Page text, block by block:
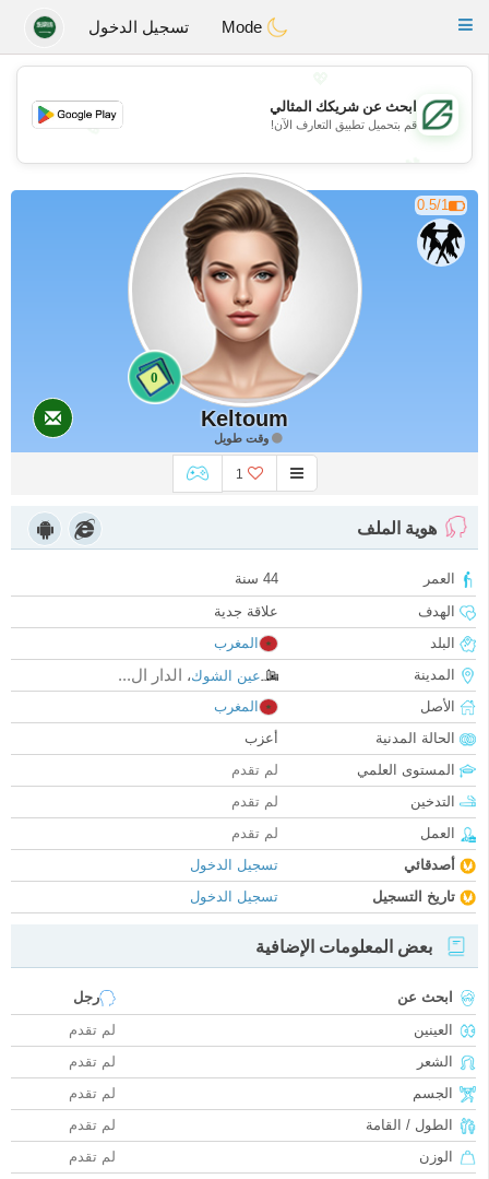
GulfDating
Toggle
تسجيل الدخول
💖
💕
💕
ابحث عن شريكك المثالي
قم بتحميل تطبيق التعارف الآن!
0.5/1
0
Keltoum
وقت طويل
1
هوية الملف
العمر
44 سنة
الهدف
علاقة جدية
البلد
المغرب
المدينة
عين الشوك، الدار ال...
الأصل
المغرب
الحالة المدنية
أعزب
المستوى العلمي
لم تقدم
التدخين
لم تقدم
العمل
لم تقدم
أصدقائي
تسجيل الدخول
تاريخ التسجيل
تسجيل الدخول
بعض المعلومات الإضافية
ابحث عن
رجل
العينين
لم تقدم
الشعر
لم تقدم
الجسم
لم تقدم
الطول / القامة
لم تقدم
الوزن
لم تقدم